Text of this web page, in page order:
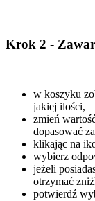
Krok 2 -
w koszyku
jakiej ilości,
zmień
dopasować
klikając na
wybierz
jeżeli
otrzymać
potwierdź